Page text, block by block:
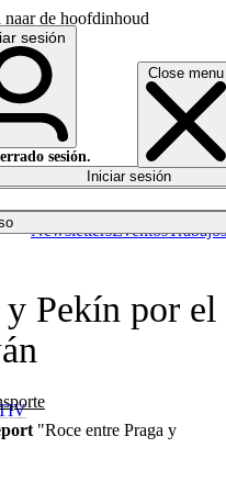
naar de hoofdinhoud
Close menu
NewslettersEventosTrabajos
sesión
sesión.
Iniciar sesión
y Pekín por el
"Roce entre Praga y